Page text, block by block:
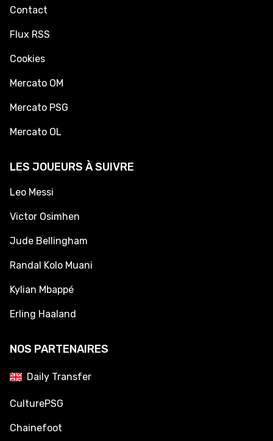
Contact
Flux RSS
Cookies
Mercato OM
Mercato PSG
Mercato OL
LES JOUEURS À SUIVRE
Leo Messi
Victor Osimhen
Jude Bellingham
Randal Kolo Muani
Kylian Mbappé
Erling Haaland
NOS PARTENAIRES
Daily Transfer
CulturePSG
Chainefoot